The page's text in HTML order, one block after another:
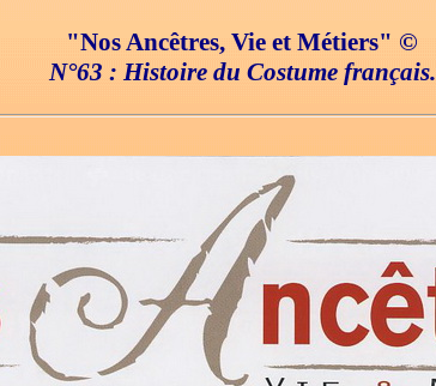
"Nos Ancêtres, Vie et Métiers" ©
N°63 : Histoire du Costume français.